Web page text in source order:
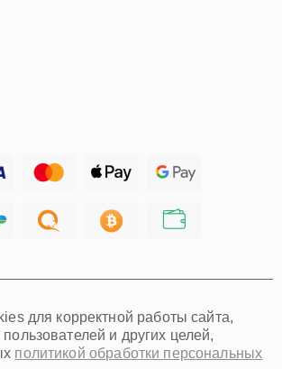
для корректной работы сайта,
и других целей,
политикой обработки персональных